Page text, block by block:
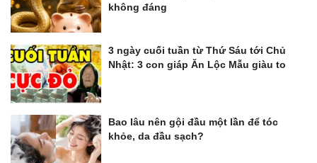
không đáng
3 ngày cuối tuần từ Thứ Sáu tới Chủ
Nhật: 3 con giáp Ăn Lộc Mẫu giàu to
Bao lâu nên gội đầu một lần để tóc
khỏe, da đầu sạch?